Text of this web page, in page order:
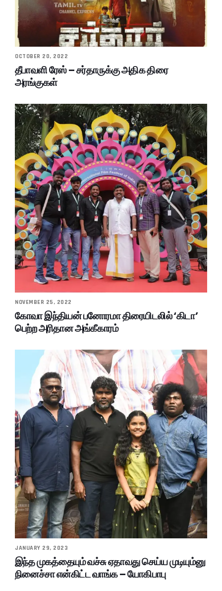
OCTOBER 20, 2022
தீபாவளி ரேஸ் – சர்தாருக்கு அதிக திரை
அரங்குகள்
NOVEMBER 25, 2022
கோவா இந்தியன் பனோரமா திரையிடலில் ‘கிடா’
பெற்ற அரிதான அங்கீகாரம்
JANUARY 29, 2023
இந்த முகத்தையும் வச்சு ஏதாவது செய்ய முடியும்னு
நினைச்சா என்கிட்ட வாங்க – யோகிபாபு